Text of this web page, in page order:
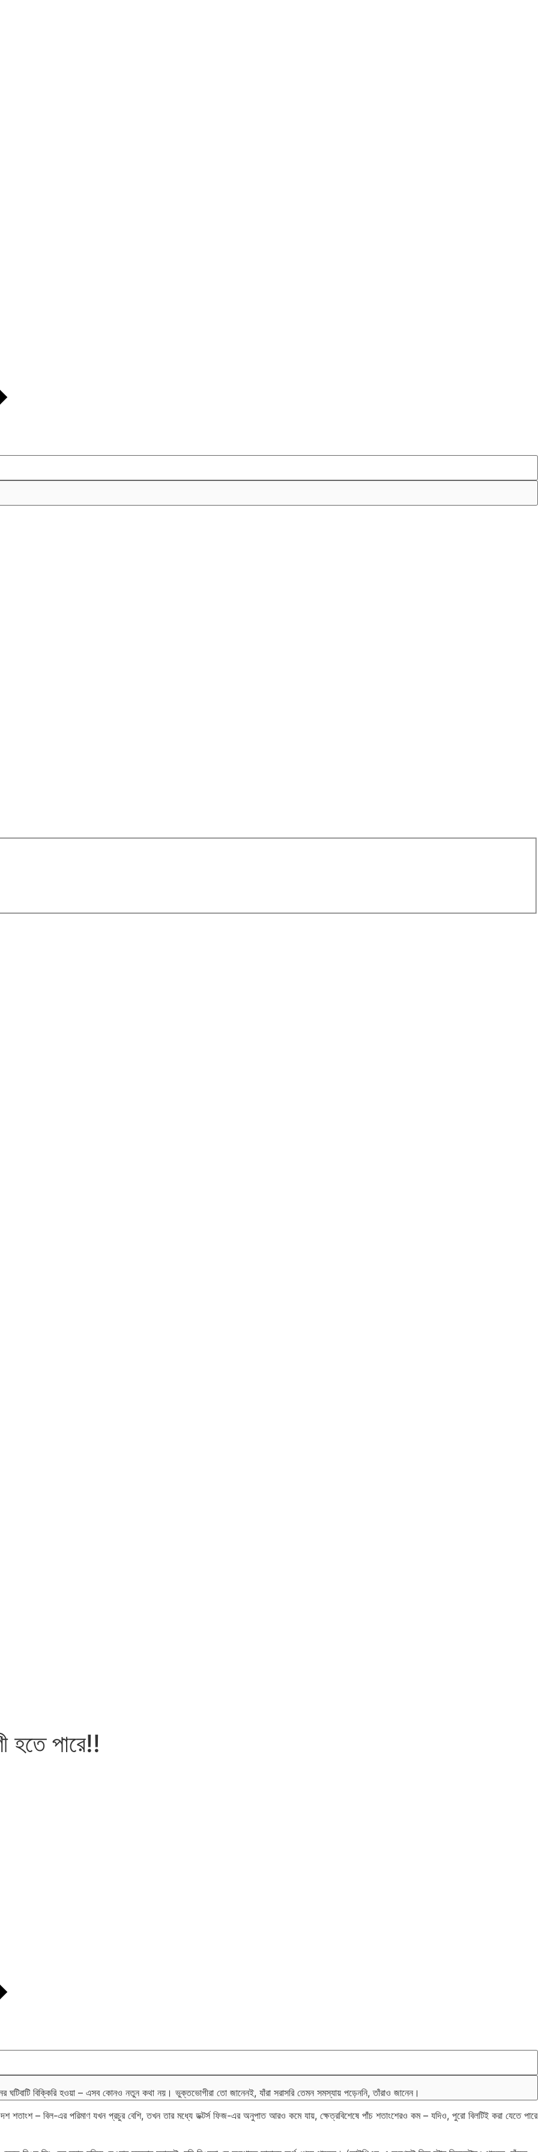
হতে পারে!!
ঘটিবাটি বিক্কিরি হওয়া – এসব কোনও নতুন কথা নয়। ভুক্তভোগীরা তো জানেনই, যাঁরা সরাসরি তেমন সমস্যায় পড়েননি, তাঁরাও জানেন।
শতাংশ – বিল-এর পরিমাণ যখন প্রচুর বেশি, তখন তার মধ্যে ডক্টর্স ফিজ-এর অনুপাত আরও কমে যায়, ক্ষেত্রবিশেষে পাঁচ শতাংশেরও কম – যদিও, পুরো বিলটিই করা যেতে পারে